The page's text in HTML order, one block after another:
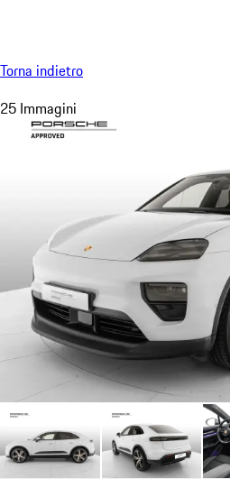
Torna indietro
25 Immagini